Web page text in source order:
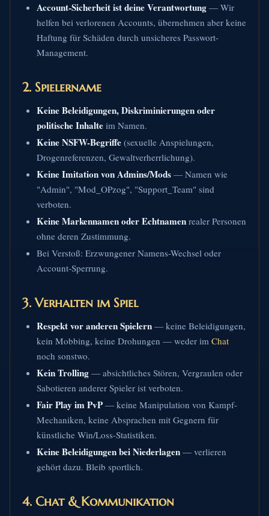
Account-Sicherheit ist deine Verantwortung — Wir
helfen bei verlorenen Accounts, übernehmen aber keine
Haftung für Schäden durch unsicheres Passwort-
Management.
2. Spielername
Keine Beleidigungen, Diskriminierungen oder
politische Inhalte im Namen.
Keine NSFW-Begriffe (sexuelle Anspielungen,
Drogenreferenzen, Gewaltverherrlichung).
Keine Imitation von Admins/Mods — Namen wie
"Admin", "Mod_OPzog", "Support_Team" sind
verboten.
Keine Markennamen oder Echtnamen realer Personen
ohne deren Zustimmung.
Bei Verstoß: Erzwungener Namens-Wechsel oder
Account-Sperrung.
3. Verhalten im Spiel
Respekt vor anderen Spielern — keine Beleidigungen,
kein Mobbing, keine Drohungen — weder im Chat
noch sonstwo.
Kein Trolling — absichtliches Stören, Vergraulen oder
Sabotieren anderer Spieler ist verboten.
Fair Play im PvP — keine Manipulation von Kampf-
Mechaniken, keine Absprachen mit Gegnern für
künstliche Win/Loss-Statistiken.
Keine Beleidigungen bei Niederlagen — verlieren
gehört dazu. Bleib sportlich.
4. Chat & Kommunikation